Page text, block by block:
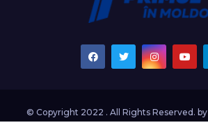
© Copyright 2022 . All Rights Reserved. by